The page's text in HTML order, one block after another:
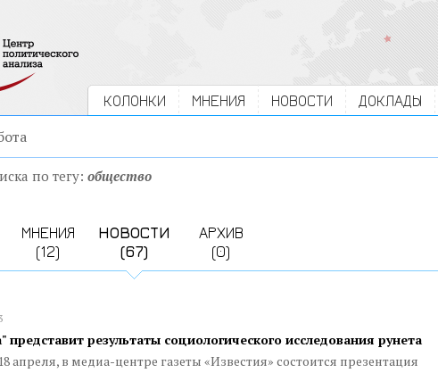
КОЛОНКИ МНЕНИЯ НОВОСТИ ДОКЛАДЫ
по тегу: общество
МНЕНИЯ
(12)
НОВОСТИ
(67)
АРХИВ
(0)
результаты социологического исследования рунета
апреля, в медиа-центре газеты «Известия» состоится презентация